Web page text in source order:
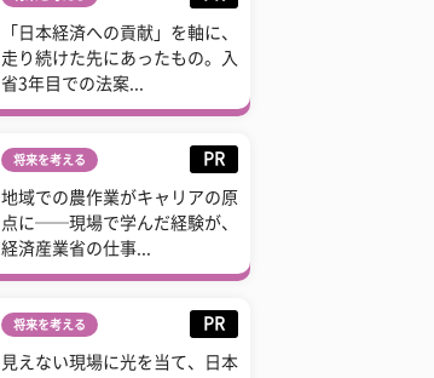
「日本経済への貢献」を軸に、
走り続けた先にあったもの。入
省3年目での法案...
将来を考える PR
地域での農作業がキャリアの原
点に──現場で学んだ経験が、
経済産業省の仕事...
将来を考える PR
見えない現場に光を当て、日本